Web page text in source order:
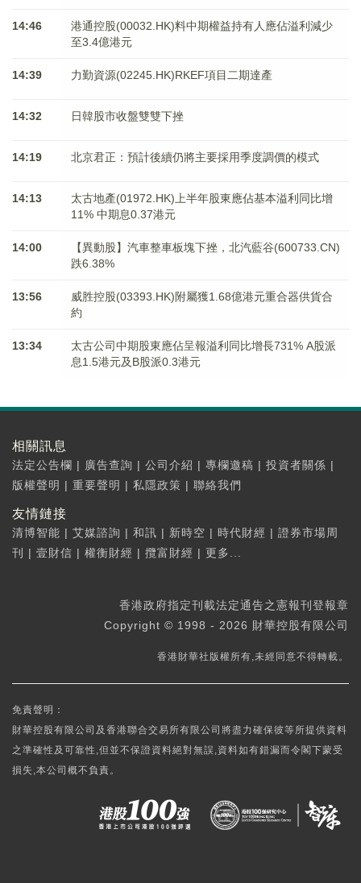
14:46
港通控股(00032.HK)料中期權益持有人應佔溢利減少
至3.4億港元
14:39 力勤資源(02245.HK)RKEF項目二期達產
14:32 日韓股市收盤雙雙下挫
14:19 北京君正：預計後續仍將主要採用季度調價的模式
14:13
太古地產(01972.HK)上半年股東應佔基本溢利同比增
11% 中期息0.37港元
14:00
【異動股】汽車整車板塊下挫，北汽藍谷(600733.CN)
跌6.38%
13:56
威胜控股(03393.HK)附屬獲1.68億港元重合器供貨合
約
13:34
太古公司中期股東應佔呈報溢利同比增長731% A股派
息1.5港元及B股派0.3港元
相關訊息
法定公告欄 | 廣告查詢 | 公司介紹 | 專欄邀稿 | 投資者關係 |
版權聲明 | 重要聲明 | 私隱政策 | 聯絡我們
友情鏈接
清博智能 | 艾媒諮詢 | 和訊 | 新時空 | 時代財經 | 證券市場周
刊
| 壹財信 | 權衡財經 | 攬富財經 | 更多...
香港政府指定刊載法定通告之憲報刊登報章
Copyright © 1998 - 2026 財華控股有限公司
香港財華社版權所有,未經同意不得轉載。
免責聲明：
財華控股有限公司及香港聯合交易所有限公司將盡力確保彼等所提供資料
之準確性及可靠性,但並不保證資料絕對無誤,資料如有錯漏而令閣下蒙受
損失,本公司概不負責。